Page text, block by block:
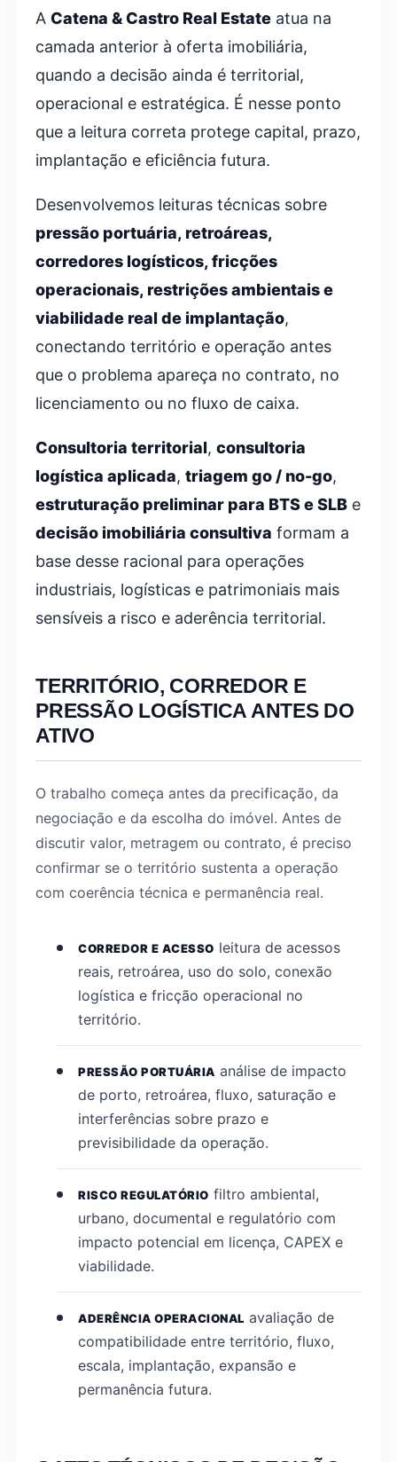
A Catena & Castro Real Estate atua na
camada anterior à oferta imobiliária,
quando a decisão ainda é territorial,
operacional e estratégica. É nesse ponto
que a leitura correta protege capital, prazo,
implantação e eficiência futura.
Desenvolvemos leituras técnicas sobre
pressão portuária, retroáreas,
corredores logísticos, fricções
operacionais, restrições ambientais e
viabilidade real de implantação,
conectando território e operação antes
que o problema apareça no contrato, no
licenciamento ou no fluxo de caixa.
Consultoria territorial, consultoria
logística aplicada, triagem go / no-go,
estruturação preliminar para BTS e SLB e
decisão imobiliária consultiva formam a
base desse racional para operações
industriais, logísticas e patrimoniais mais
sensíveis a risco e aderência territorial.
TERRITÓRIO, CORREDOR E
PRESSÃO LOGÍSTICA ANTES DO
ATIVO
O trabalho começa antes da precificação, da
negociação e da escolha do imóvel. Antes de
discutir valor, metragem ou contrato, é preciso
confirmar se o território sustenta a operação
com coerência técnica e permanência real.
CORREDOR E ACESSO leitura de acessos
reais, retroárea, uso do solo, conexão
logística e fricção operacional no
território.
PRESSÃO PORTUÁRIA análise de impacto
de porto, retroárea, fluxo, saturação e
interferências sobre prazo e
previsibilidade da operação.
RISCO REGULATÓRIO filtro ambiental,
urbano, documental e regulatório com
impacto potencial em licença, CAPEX e
viabilidade.
ADERÊNCIA OPERACIONAL avaliação de
compatibilidade entre território, fluxo,
escala, implantação, expansão e
permanência futura.